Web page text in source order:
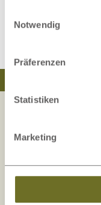
haben.
Notwendig
Präferenzen
Statistiken
Marketing
Ihre
Die
und
Unser